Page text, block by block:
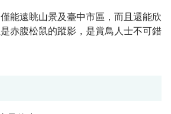
能遠眺山景及臺中市區，而且還能欣
赤腹松鼠的蹤影，是賞鳥人士不可錯